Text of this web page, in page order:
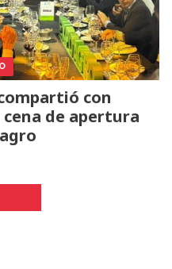
con
cena de apertura